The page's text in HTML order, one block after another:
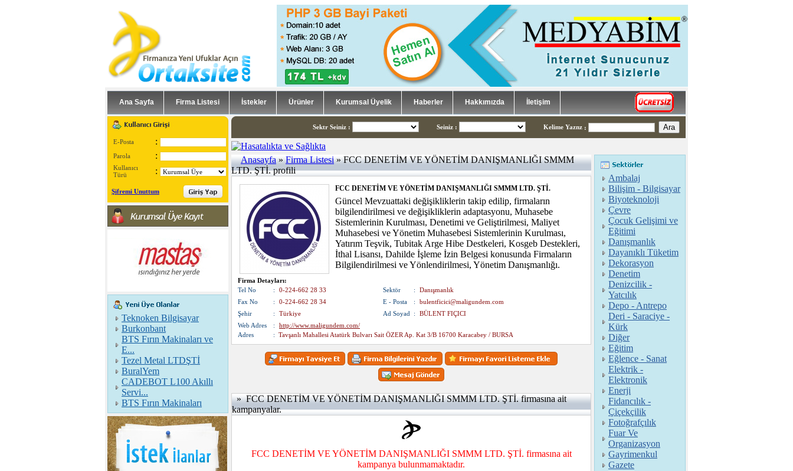
Ana Sayfa Firma Listesi İstekler Ürünler Kurumsal Üyelik Haberler Hakkımızda İletişim
E-Posta :
Parola :
Kullanıcı
Türü
:
Şifremi Unuttum
Teknoken Bilgisayar
Burkonbant
BTS Fırın Makinaları ve
E...
Tezel Metal LTDŞTİ
BuralYem
CADEBOT L100 Akıllı
Servi...
BTS Fırın Makinaları
Sektr Seiniz : Seiniz : Kelime Yaznz :
Anasayfa»Firma Listesi» FCC DENETİM VE YÖNETİM DANIŞMANLIĞI SMMM
LTD. ŞTİ. profili
FCC DENETİM VE YÖNETİM DANIŞMANLIĞI SMMM LTD. ŞTİ.
Güncel Mevzuattaki değişikliklerin takip edilip, firmaların
bilgilendirilmesi ve değişikliklerin adaptasyonu, Muhasebe
Sistemlerinin Kurulması, Denetimi ve Geliştirilmesi, Maliyet
Muhasebesi ve Yönetim Muhasebesi Sistemlerinin Kurulması,
Yatırım Teşvik, Tubitak Arge Hibe Destkeleri, Kosgeb Destekleri,
İthal Lisansı, Dahilde İşleme İzin Belgesi konusunda Firmaların
Bilgilendirilmesi ve Yönlendirilmesi, Yönetim Danışmanlığı.
Firma Detayları:
Tel No
: 0-224-662 28 33 Sektör :
Danışmanlık
Fax No
: 0-224-662 28 34 E - Posta :
bulentficici@maligundem.com
Şehir
: Türkiye Ad Soyad :
BÜLENT FIÇICI
Web Adres
:
http://www.maligundem.com/
Adres
: Tavşanlı Mahallesi Atatürk Bulvarı Sait ÖZER Ap. Kat 3/B 16700 Karacabey / BURSA
» FCC DENETİM VE YÖNETİM DANIŞMANLIĞI SMMM LTD. ŞTİ. firmasına ait
kampanyalar.
FCC DENETİM VE YÖNETİM DANIŞMANLIĞI SMMM LTD. ŞTİ. firmasına ait
kampanya bulunmamaktadır.
Ambalaj
Bilişim - Bilgisayar
Biyoteknoloji
Çevre
Çocuk Gelişimi ve
Eğitimi
Danışmanlık
Dayanıklı Tüketim
Dekorasyon
Denetim
Denizcilik -
Yatcılık
Depo - Antrepo
Deri - Saraciye -
Kürk
Diğer
Eğitim
Eğlence - Sanat
Elektrik -
Elektronik
Enerji
Fidancılık -
Çiçekçilik
Fotoğrafçılık
Fuar Ve
Organizasyon
Gayrimenkul
Gazete